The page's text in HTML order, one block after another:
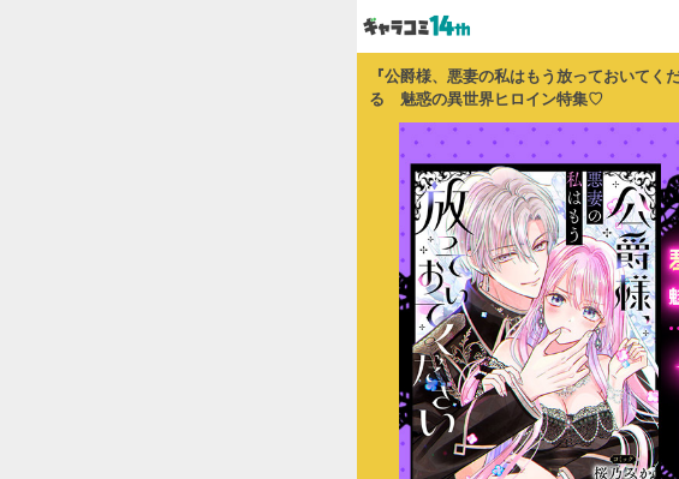
『公爵様、悪妻の私はもう放っておいて
る 魅惑の異世界ヒロイン特集♡